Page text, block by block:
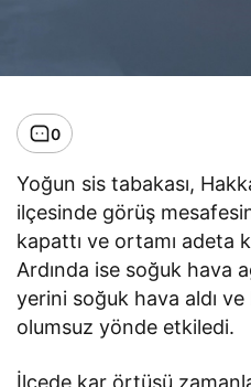
0
Yoğun sis tabakası,
ilçesinde görüş
kapattı ve ortamı adeta
Ardında ise soğuk hava
yerini soğuk hava aldı
olumsuz yönde etkiledi.